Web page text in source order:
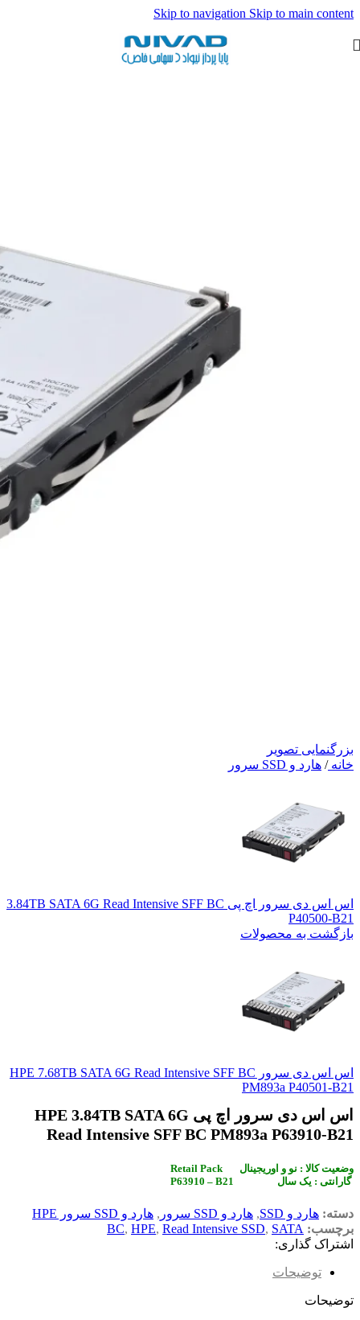
Skip to navigation Skip to main content
بزرگنمایی تصویر
خانه/ هارد و SSD سرور
اس اس دی سرور اچ پی 3.84TB SATA 6G Read Intensive SFF BC
P40500-B21
بازگشت به محصولات
اس اس دی سرور HPE 7.68TB SATA 6G Read Intensive SFF BC
PM893a P40501-B21
اس اس دی سرور اچ پی HPE 3.84TB SATA 6G
Read Intensive SFF BC PM893a P63910-B21
Retail Pack وضعیت کالا : نو و اوریجینال
P63910 – B21 گارانتی : یک سال
دسته: هارد و SSD , هارد و SSD سرور , هارد و SSD سرور HPE
برچسب:
BC, HPE, Read Intensive SSD, SATA
اشتراک گذاری:
توضیحات
توضیحات